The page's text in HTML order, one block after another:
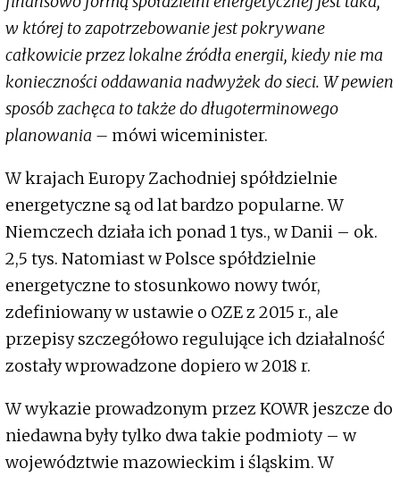
w której to zapotrzebowanie jest pokrywane
całkowicie przez lokalne źródła energii, kiedy nie ma
konieczności oddawania nadwyżek do sieci. W pewien
sposób zachęca to także do długoterminowego
planowania ­– mówi wiceminister.
W krajach Europy Zachodniej spółdzielnie
energetyczne są od lat bardzo popularne. W
Niemczech działa ich ponad 1 tys., w Danii – ok.
2,5 tys. Natomiast w Polsce spółdzielnie
energetyczne to stosunkowo nowy twór,
zdefiniowany w ustawie o OZE z 2015 r., ale
przepisy szczegółowo regulujące ich działalność
zostały wprowadzone dopiero w 2018 r.
W wykazie prowadzonym przez KOWR jeszcze do
niedawna były tylko dwa takie podmioty – w
województwie mazowieckim i śląskim. W